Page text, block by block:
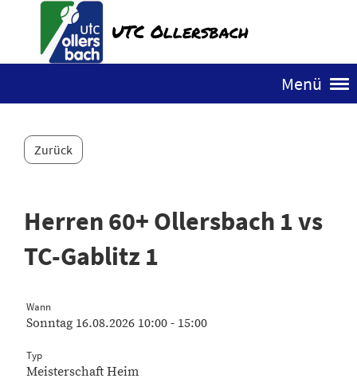
UTC Ollersbach
Menü
Zurück
Herren 60+ Ollersbach 1 vs
TC-Gablitz 1
Wann
Sonntag 16.08.2026 10:00 - 15:00
Typ
Meisterschaft Heim